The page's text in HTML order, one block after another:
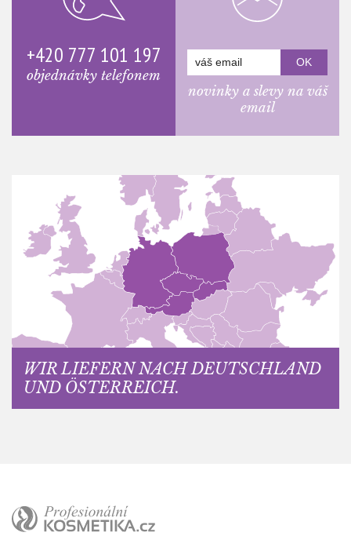
+420 777 101 197
objednávky telefonem
novinky a slevy na váš
email
WIR LIEFERN NACH DEUTSCHLAND
UND ÖSTERREICH.